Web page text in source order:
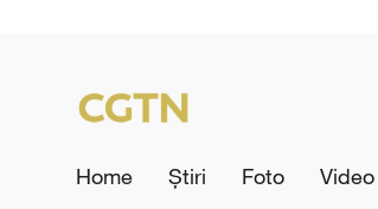
Home Știri Foto Video